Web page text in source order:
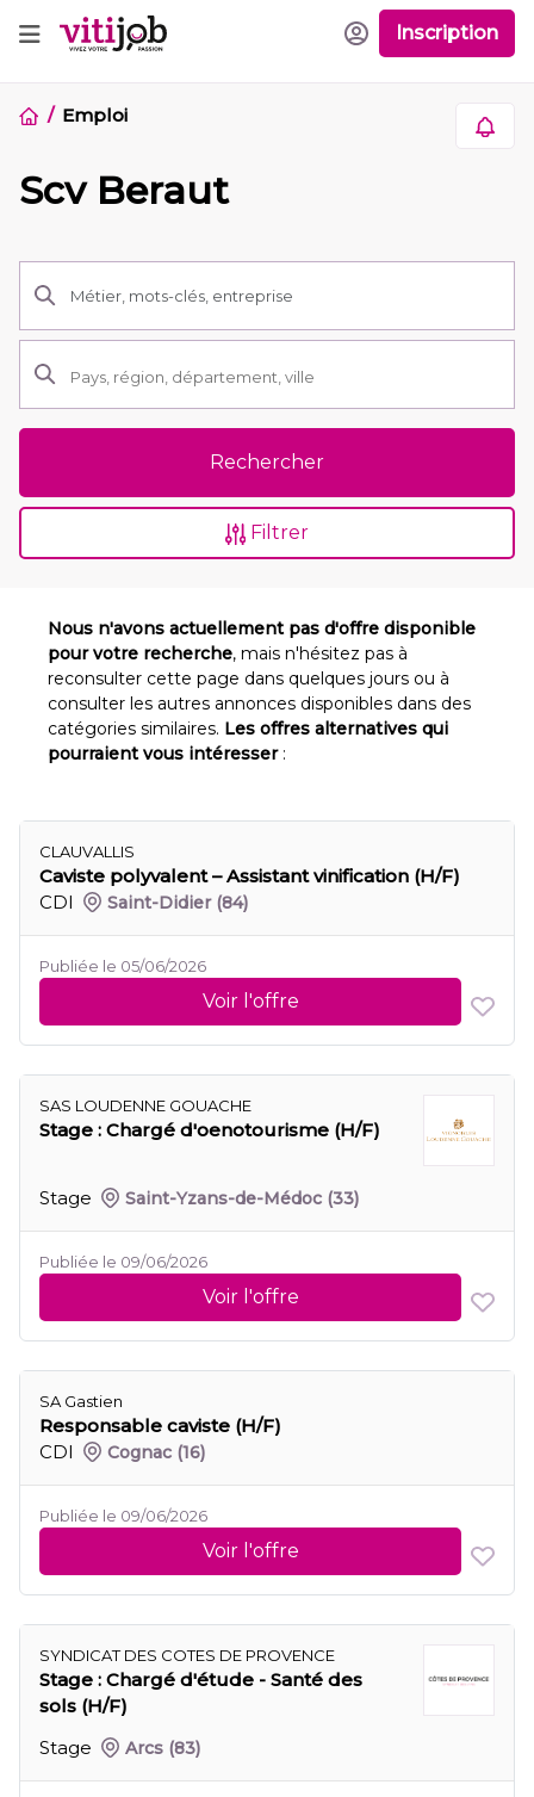
Inscription
Emploi
Scv Beraut
Rechercher
Filtrer
Nous n'avons actuellement pas d'offre disponible
pour votre recherche, mais n'hésitez pas à
reconsulter cette page dans quelques jours ou à
consulter les autres annonces disponibles dans des
catégories similaires. Les offres alternatives qui
pourraient vous intéresser:
CLAUVALLIS
Caviste polyvalent – Assistant vinification (H/F)
CDI
Saint-Didier (84)
Publiée le 05/06/2026
Voir l'offre
SAS LOUDENNE GOUACHE
Stage : Chargé d'oenotourisme (H/F)
Stage Saint-Yzans-de-Médoc (33)
Publiée le 09/06/2026
Voir l'offre
SA Gastien
Responsable caviste (H/F)
CDI
Cognac (16)
Publiée le 09/06/2026
Voir l'offre
SYNDICAT DES COTES DE PROVENCE
Stage : Chargé d'étude - Santé des
sols (H/F)
Stage
Arcs (83)